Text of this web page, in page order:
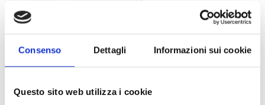
Consenso Dettagli Informazioni sui cookie
Questo sito web utilizza i cookie